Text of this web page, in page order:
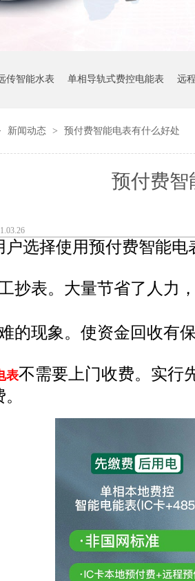
传智能水表 单相导轨式费控电能表 远
新闻动态 > 预付费智能电表有什么好处
预付费智
选择使用预付费智能电
抄表。大量节省了人力
的现象。使资金回收有
表不需要上门收费。实行